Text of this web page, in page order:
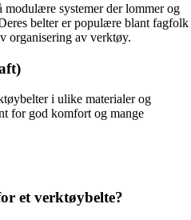
modulære systemer der lommer og
belter er populære blant fagfolk
organisering av verktøy.
i ulike materialer og
for god komfort og mange
et verktøybelte?